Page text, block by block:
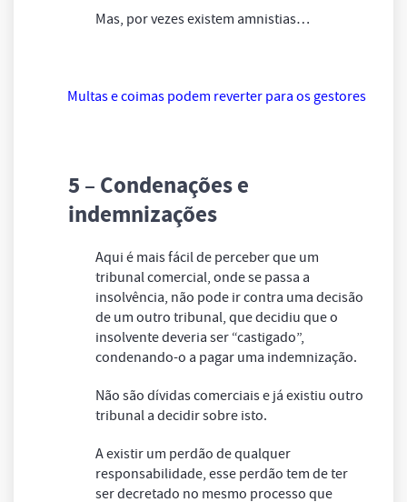
Mas, por vezes existem amnistias…
Multas e coimas podem reverter para os gestores
5 – Condenações e
indemnizações
Aqui é mais fácil de perceber que um
tribunal comercial, onde se passa a
insolvência, não pode ir contra uma decisão
de um outro tribunal, que decidiu que o
insolvente deveria ser “castigado”,
condenando-o a pagar uma indemnização.
Não são dívidas comerciais e já existiu outro
tribunal a decidir sobre isto.
A existir um perdão de qualquer
responsabilidade, esse perdão tem de ter
ser decretado no mesmo processo que